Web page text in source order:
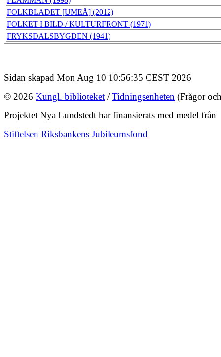
FOLKBLADET [UMEÅ] (2012)
FOLKET I BILD / KULTURFRONT (1971)
FRYKSDALSBYGDEN (1941)
Sidan skapad Mon Aug 10 10:56:35 CEST 2026
© 2026 Kungl. biblioteket /Tidningsenheten (Frågor
Projektet Nya Lundstedt har finansierats med medel från
Stiftelsen Riksbankens Jubileumsfond